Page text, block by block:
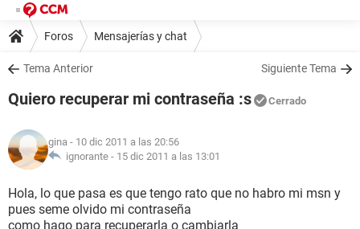
Foros Mensajerías y chat
Tema Anterior Siguiente Tema
Quiero recuperar mi contraseña :s Cerrado
gina - 10 dic 2011 a las 20:56
ignorante - 15 dic 2011 a las 13:01
Hola, lo que pasa es que tengo rato que no habro mi msn y
pues seme olvido mi contraseña
como hago para recuperarla o cambiarla